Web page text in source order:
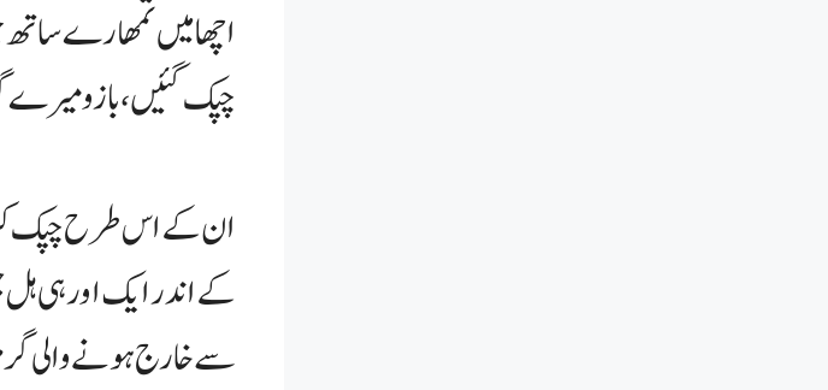
اچھا میں تمھارے ساتھ
چپک گئیں، بازو میرے
ان کے اس طرح چپک کر
کے اندر ایک اور ہی
سے خارج ہونے والی